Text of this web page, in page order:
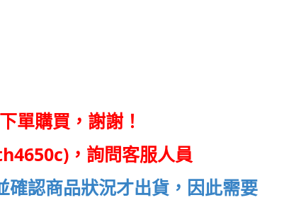
單購買，謝謝！
，詢問客服人員
確認商品狀況才出貨，因此需要